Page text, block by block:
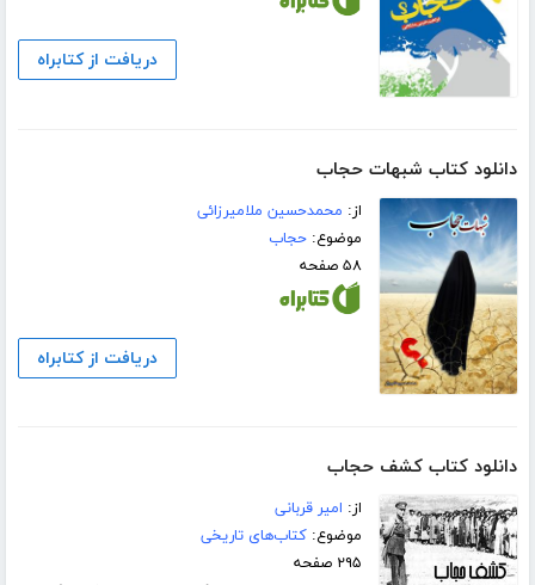
دریافت از کتابراه
دانلود کتاب شبهات حجاب
از: محمدحسین ملامیرزائی
موضوع:حجاب
۵۸ صفحه
دریافت از کتابراه
دانلود کتاب کشف حجاب
از: امیر قربانی
موضوع:کتاب‌های تاریخی
۲۹۵ صفحه